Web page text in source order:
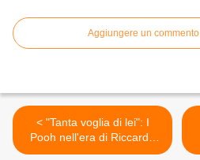
Aggiungere un commento
< "Tanta voglia di lei": I
Pooh nell'era di Riccardo
Fogli